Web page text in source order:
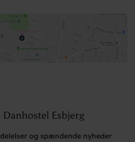
Danhostel Esbjerg
og spændende nyheder